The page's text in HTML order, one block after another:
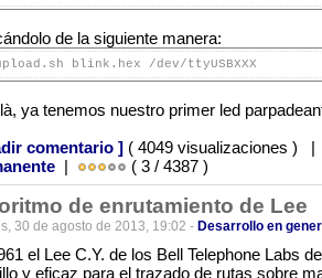
de la siguiente manera:
blink.hex /dev/ttyUSBXXX
ya tenemos nuestro primer led
comentario ] ( 4049 visualizaciones )
| ( 3 / 4387 )
de enrutamiento de Lee
30 de agosto de 2013, 19:02 - Desarrollo en
el Lee C.Y. de los Bell Telephone Labs
y eficaz para el trazado de rutas sobre